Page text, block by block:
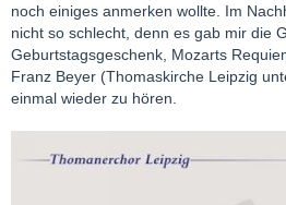
noch einiges anmerken wollte. Im
nicht so schlecht, denn es gab mir die
Geburtstagsgeschenk, Mozarts
Franz Beyer (Thomaskirche Leipzig
einmal wieder zu hören.